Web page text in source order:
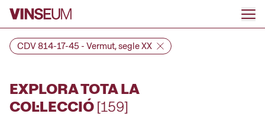
Anar al contingut
CDV 814-17-45 - Vermut, segle XX
EXPLORA TOTA LA
COL·LECCIÓ[159]